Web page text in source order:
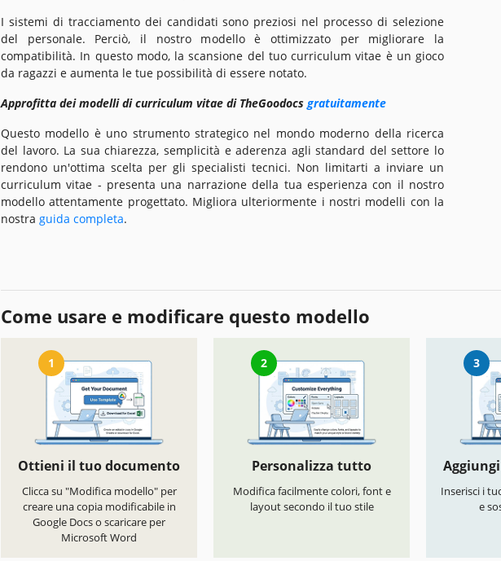
I sistemi di tracciamento dei candidati sono preziosi nel processo di selezione
del personale. Perciò, il nostro modello è ottimizzato per migliorare la
compatibilità. In questo modo, la scansione del tuo curriculum vitae è un gioco
da ragazzi e aumenta le tue possibilità di essere notato.
Approfitta dei modelli di curriculum vitae di TheGoodocs gratuitamente
Questo modello è uno strumento strategico nel mondo moderno della ricerca
del lavoro. La sua chiarezza, semplicità e aderenza agli standard del settore lo
rendono un'ottima scelta per gli specialisti tecnici. Non limitarti a inviare un
curriculum vitae - presenta una narrazione della tua esperienza con il nostro
modello attentamente progettato. Migliora ulteriormente i nostri modelli con la
nostra guida completa.
Come usare e modificare questo modello
1
Ottieni il tuo documento
Clicca su "Modifica modello" per
creare una copia modificabile in
Google Docs o scaricare per
Microsoft Word
2
Personalizza tutto
Modifica facilmente colori, font e
layout secondo il tuo stile
3
Inserisci i
e